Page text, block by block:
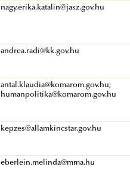
nagy.erika.katalin@jasz.gov.hu
andrea.radi@kk.gov.hu
antal.klaudia@komarom.gov.hu;
humanpolitika@komarom.gov.hu
kepzes@allamkincstar.gov.hu
eberlein.melinda@mma.hu